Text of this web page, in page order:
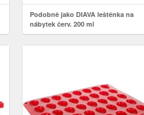
čistící prostředky,vybavení a
dekorace
Podobně jako DIAVA leštěnka na
nábytek červ. 200 ml